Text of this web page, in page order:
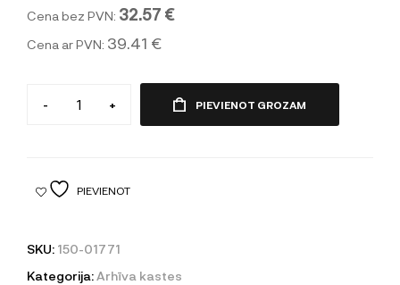
Cena bez PVN: 32.57 €
Cena ar PVN: 39.41 €
- + PIEVIENOT GROZAM
PIEVIENOT
SKU: 150-01771
Kategorija:Arhīva kastes